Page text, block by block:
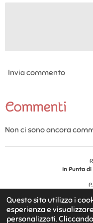
Questo sito utilizza i
esperienza e
personalizzati.
Invia commento
Commenti
Non ci sono ancora
In Punta di
© 2025 - 2026 In Punta di
Fornito da Webador